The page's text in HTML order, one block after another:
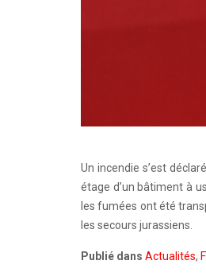
Un incendie s’est
étage d’un bâtiment à
les fumées ont été
les secours jurassiens.
Publié dans Actualités,